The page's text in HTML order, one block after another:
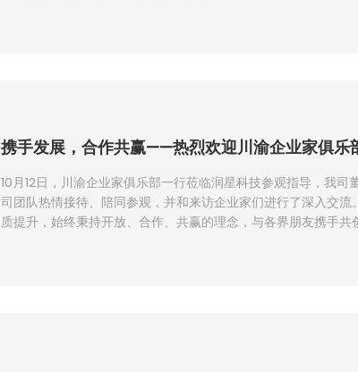
携手发展，合作共赢——热烈欢迎川渝企业家俱乐
10月12日，川渝企业家俱乐部一行莅临润星科技参观指导，我
司团队热情接待、陪同参观，并和来访企业家们进行了深入交
质提升，始终秉持开放、合作、共赢的理念，与各界朋友携手共